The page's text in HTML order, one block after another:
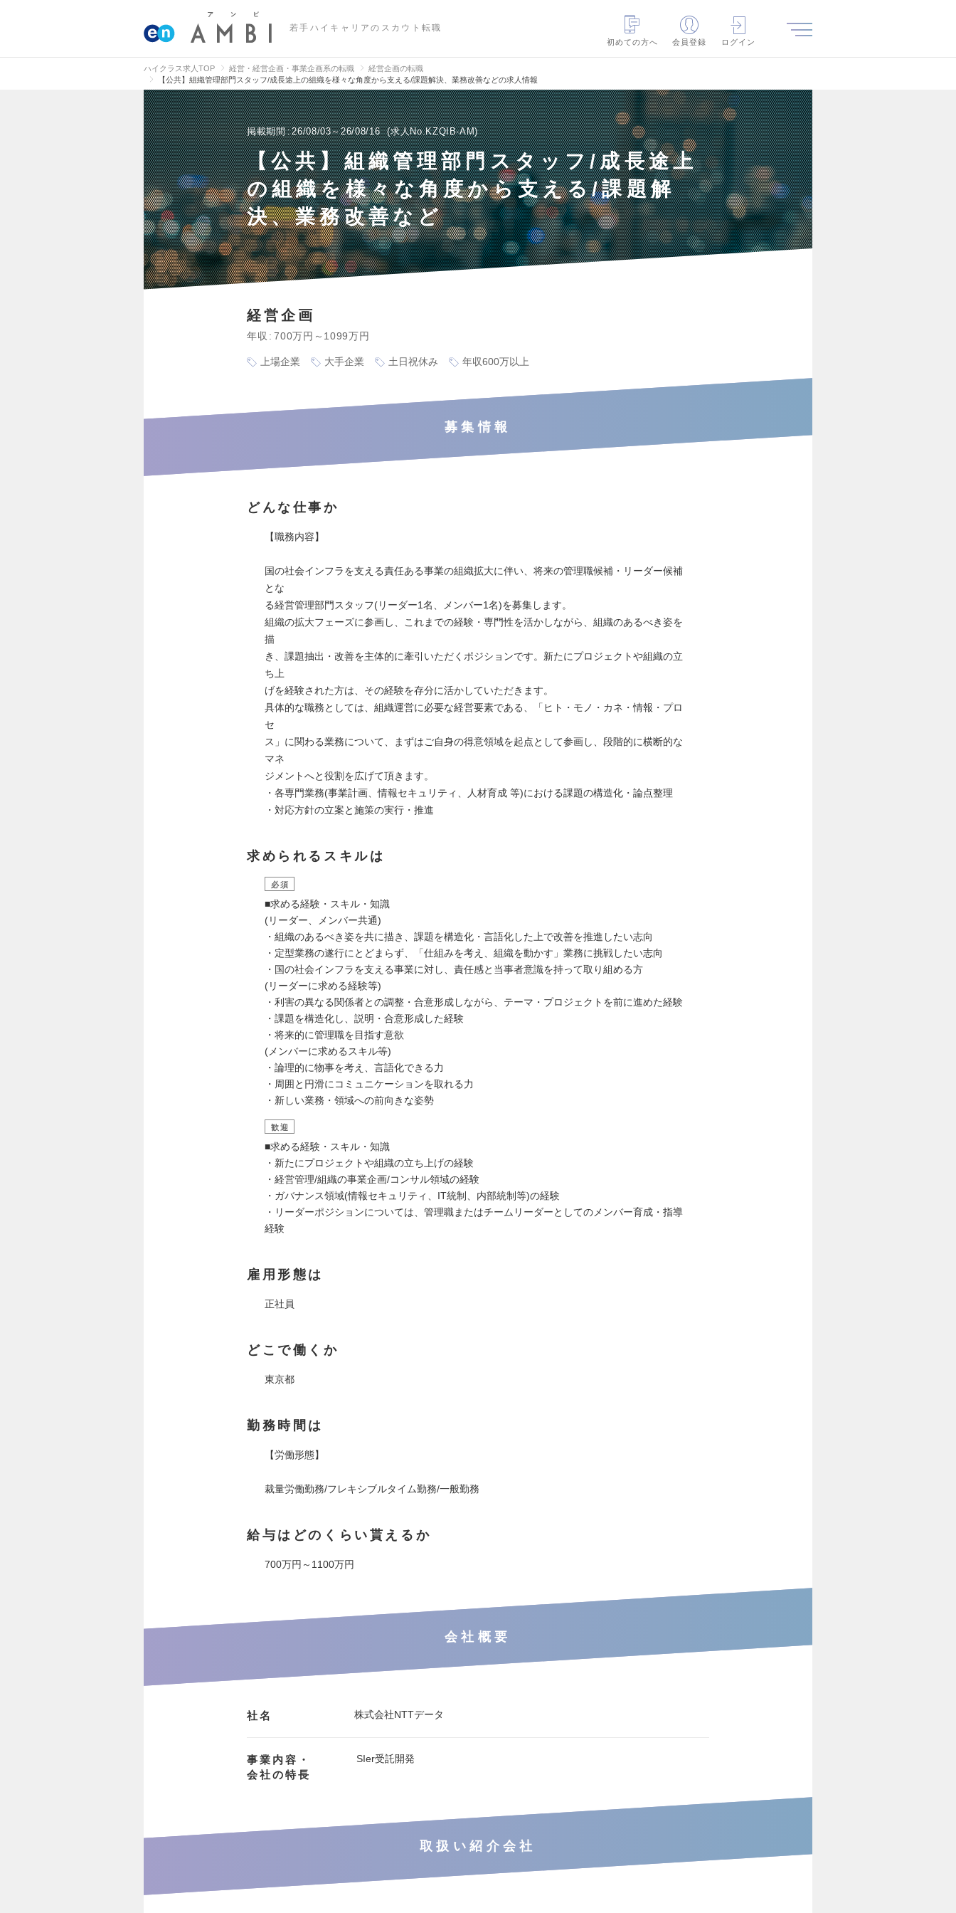
若手ハイキャリアのスカウト転職
初めての方へ
会員登録 ログイン
ハイクラス求人TOP 経営・経営企画・事業企画系の転職
経営企画の転職
【公共】組織管理部門スタッフ/成長途上の組織を様々な角度から支える/課題解決、業務改善などの求人情報
掲載期間 26/08/03～26/08/16 求人No.KZQIB-AM
【公共】組織管理部門スタッフ/成長途上
の組織を様々な角度から支える/課題解
決、業務改善など
経営企画
年収 700万円～1099万円
上場企業 大手企業 土日祝休み 年収600万以上
募集情報
どんな仕事か
【職務内容】
国の社会インフラを支える責任ある事業の組織拡大に伴い、将来の管理職候補・リーダー候補
とな
る経営管理部門スタッフ(リーダー1名、メンバー1名)を募集します。
組織の拡大フェーズに参画し、これまでの経験・専門性を活かしながら、組織のあるべき姿を
描
き、課題抽出・改善を主体的に牽引いただくポジションです。新たにプロジェクトや組織の立
ち上
げを経験された方は、その経験を存分に活かしていただきます。
具体的な職務としては、組織運営に必要な経営要素である、「ヒト・モノ・カネ・情報・プロ
セ
ス」に関わる業務について、まずはご自身の得意領域を起点として参画し、段階的に横断的な
マネ
ジメントへと役割を広げて頂きます。
・各専門業務(事業計画、情報セキュリティ、人材育成 等)における課題の構造化・論点整理
・対応方針の立案と施策の実行・推進
求められるスキルは
必須
■求める経験・スキル・知識
(リーダー、メンバー共通)
・組織のあるべき姿を共に描き、課題を構造化・言語化した上で改善を推進したい志向
・定型業務の遂行にとどまらず、「仕組みを考え、組織を動かす」業務に挑戦したい志向
・国の社会インフラを支える事業に対し、責任感と当事者意識を持って取り組める方
(リーダーに求める経験等)
・利害の異なる関係者との調整・合意形成しながら、テーマ・プロジェクトを前に進めた経験
・課題を構造化し、説明・合意形成した経験
・将来的に管理職を目指す意欲
(メンバーに求めるスキル等)
・論理的に物事を考え、言語化できる力
・周囲と円滑にコミュニケーションを取れる力
・新しい業務・領域への前向きな姿勢
歓迎
■求める経験・スキル・知識
・新たにプロジェクトや組織の立ち上げの経験
・経営管理/組織の事業企画/コンサル領域の経験
・ガバナンス領域(情報セキュリティ、IT統制、内部統制等)の経験
・リーダーポジションについては、管理職またはチームリーダーとしてのメンバー育成・指導
経験
雇用形態は
正社員
どこで働くか
東京都
勤務時間は
【労働形態】
裁量労働勤務/フレキシブルタイム勤務/一般勤務
給与はどのくらい貰えるか
700万円～1100万円
会社概要
社名 株式会社NTTデータ
事業内容・
会社の特長
SIer受託開発
取扱い紹介会社